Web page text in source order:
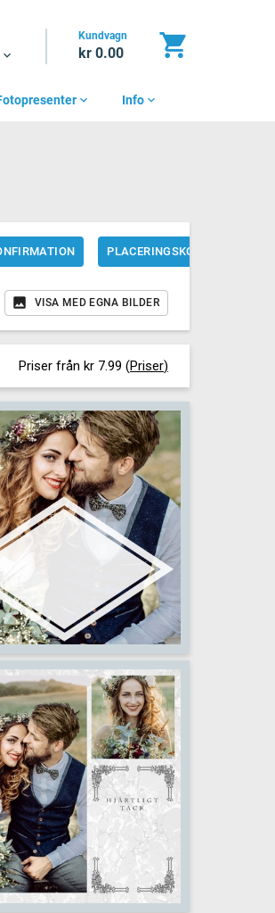
expand_more
Kundvagn
kr 0.00 shopping_cart
expand_more Info expand_more
PLACERINGSKORT
VISA MED EGNA BILDER
Priser från kr 7.99 (Priser)